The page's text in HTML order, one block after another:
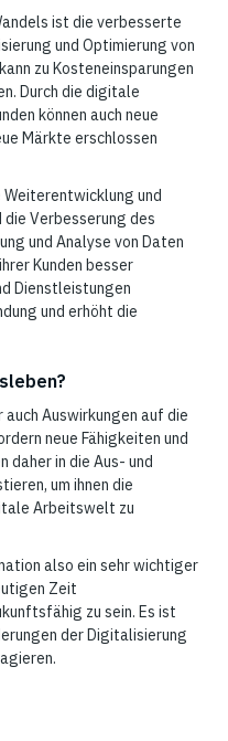
ist die verbesserte
und Optimierung von
zu Kosteneinsparungen
Durch die digitale
können auch neue
Märkte erschlossen
und
Verbesserung des
und Analyse von Daten
Kunden besser
Dienstleistungen
und erhöht die
Auswirkungen auf die
neue Fähigkeiten und
daher in die Aus- und
um ihnen die
Arbeitswelt zu
also ein sehr wichtiger
Zeit
zu sein. Es ist
der Digitalisierung